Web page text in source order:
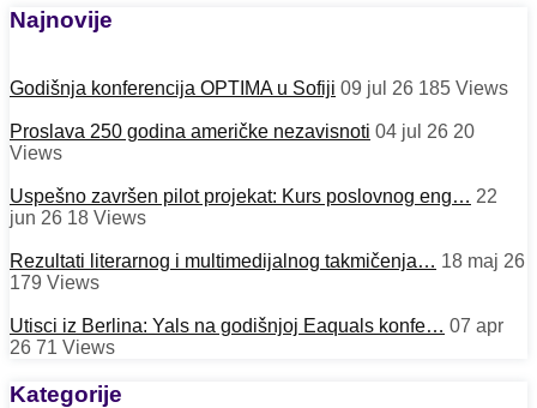
Najnovije
Godišnja konferencija OPTIMA u Sofiji 09 jul 26 185 Views
Proslava 250 godina američke nezavisnoti 04 jul 26 20
Views
Uspešno završen pilot projekat: Kurs poslovnog eng… 22
jun 26 18 Views
Rezultati literarnog i multimedijalnog takmičenja… 18 maj 26
179 Views
Utisci iz Berlina: Yals na godišnjoj Eaquals konfe… 07 apr
26 71 Views
Kategorije